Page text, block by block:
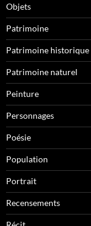
Objets
Patrimoine
Patrimoine historique
Patrimoine naturel
Peinture
Personnages
Poésie
Population
Portrait
Recensements